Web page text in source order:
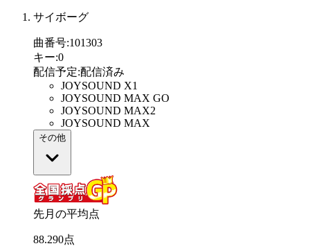
サイボーグ
曲番号:101303
キー:0
配信予定:配信済み
JOYSOUND X1
JOYSOUND MAX GO
JOYSOUND MAX2
JOYSOUND MAX
その他
先月の平均点
88.290点